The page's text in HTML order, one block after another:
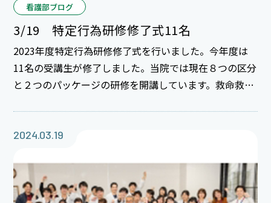
看護部ブログ
3/19 特定行為研修修了式11名
2023年度特定行為研修修了式を行いました。今年度は
11名の受講生が修了しました。当院では現在８つの区分
と２つのパッケージの研修を開講しています。救命救急
科病棟とホスピス病棟のスタッフが受講したので、今後
2024.03.19